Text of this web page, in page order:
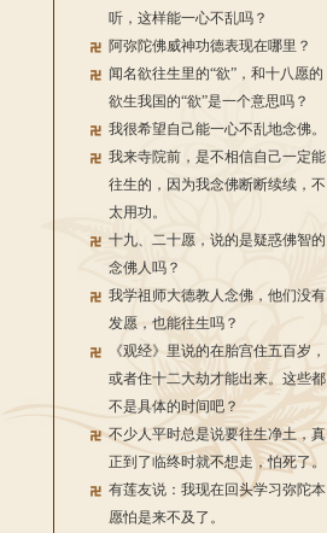
听，这样能一心不乱吗？
阿弥陀佛威神功德表现在哪里？
闻名欲往生里的“欲”，和十八愿的
欲生我国的“欲”是一个意思吗？
我很希望自己能一心不乱地念佛。
我来寺院前，是不相信自己一定能
往生的，因为我念佛断断续续，不
太用功。
十九、二十愿，说的是疑惑佛智的
念佛人吗？
我学祖师大德教人念佛，他们没有
发愿，也能往生吗？
《观经》里说的在胎宫住五百岁，
或者住十二大劫才能出来。这些都
不是具体的时间吧？
不少人平时总是说要往生净土，真
正到了临终时就不想走，怕死了。
有莲友说：我现在回头学习弥陀本
愿怕是来不及了。